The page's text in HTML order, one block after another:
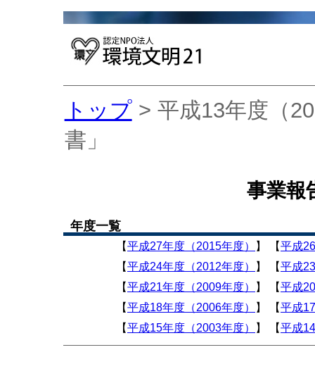
トップ> 平成13年度（
書」